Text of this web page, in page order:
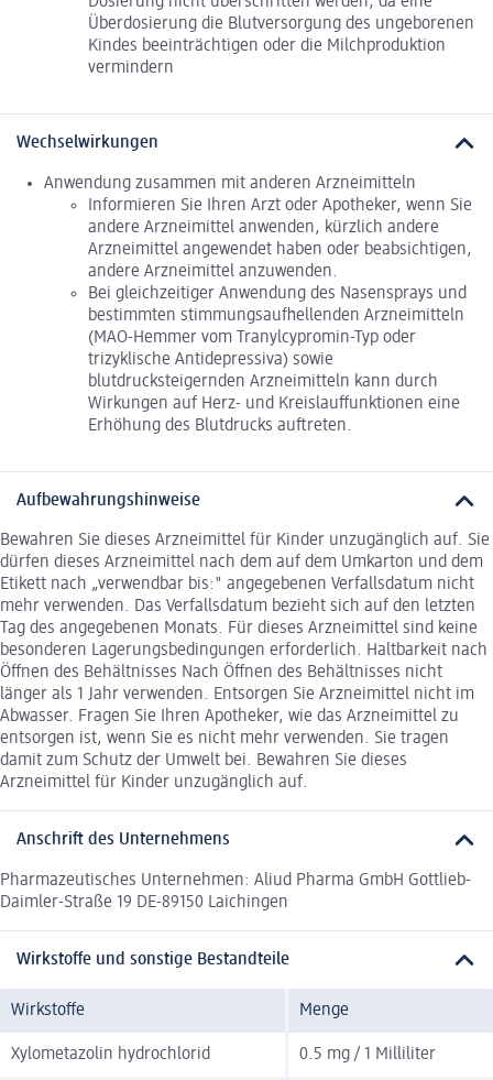
Überdosierung die Blutversorgung des ungeborenen
Kindes beeinträchtigen oder die Milchproduktion
vermindern
Wechselwirkungen
Anwendung zusammen mit anderen Arzneimitteln
Informieren Sie Ihren Arzt oder Apotheker, wenn Sie
andere Arzneimittel anwenden, kürzlich andere
Arzneimittel angewendet haben oder beabsichtigen,
andere Arzneimittel anzuwenden.
Bei gleichzeitiger Anwendung des Nasensprays und
bestimmten stimmungsaufhellenden Arzneimitteln
(MAO-Hemmer vom Tranylcypromin-Typ oder
trizyklische Antidepressiva) sowie
blutdrucksteigernden Arzneimitteln kann durch
Wirkungen auf Herz- und Kreislauffunktionen eine
Erhöhung des Blutdrucks auftreten.
Aufbewahrungshinweise
Bewahren Sie dieses Arzneimittel für Kinder unzugänglich auf. Sie
dürfen dieses Arzneimittel nach dem auf dem Umkarton und dem
Etikett nach „verwendbar bis:" angegebenen Verfallsdatum nicht
mehr verwenden. Das Verfallsdatum bezieht sich auf den letzten
Tag des angegebenen Monats. Für dieses Arzneimittel sind keine
besonderen Lagerungsbedingungen erforderlich. Haltbarkeit nach
Öffnen des Behältnisses Nach Öffnen des Behältnisses nicht
länger als 1 Jahr verwenden. Entsorgen Sie Arzneimittel nicht im
Abwasser. Fragen Sie Ihren Apotheker, wie das Arzneimittel zu
entsorgen ist, wenn Sie es nicht mehr verwenden. Sie tragen
damit zum Schutz der Umwelt bei. Bewahren Sie dieses
Arzneimittel für Kinder unzugänglich auf.
Anschrift des Unternehmens
Pharmazeutisches Unternehmen: Aliud Pharma GmbH Gottlieb-
Daimler-Straße 19 DE-89150 Laichingen
Wirkstoffe und sonstige Bestandteile
Wirkstoffe Menge
Xylometazolin hydrochlorid 0.5 mg / 1 Milliliter